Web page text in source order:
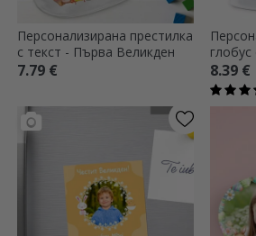
Персонализирана престилка
с текст - Първа Великден
7.79 €
Моят
8.39 €